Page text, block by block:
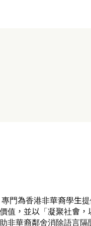
門為香港非華裔學生
值，並以「凝聚社會，
非華裔鄰舍消除語言隔